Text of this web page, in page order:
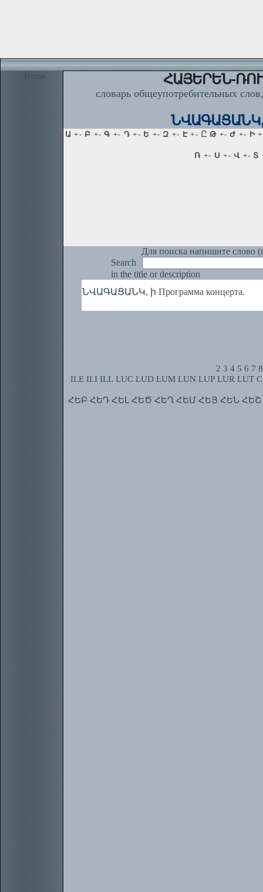
Home ՀԱՅԵՐԵՆ-
словарь общеупотребительных
ՆՎԱԳԱՑԱՆԿ,
Для поиска напишите слово
Search
in the title or description
ՆՎԱԳԱՑԱՆԿ, ի Программа концерта.
2 3 4 5 6 7 8
ILE ILI ILL LUC LUD LUM LUN LUP LUR LUT
ՀԵԲ ՀԵԴ ՀԵԼ ՀԵԾ ՀԵՂ ՀԵՄ ՀԵՅ ՀԵՆ ՀԵՇ